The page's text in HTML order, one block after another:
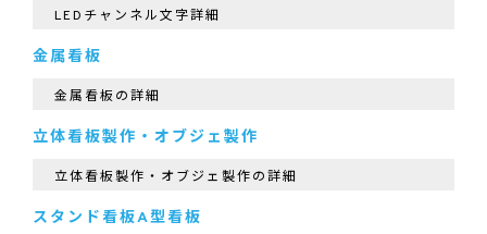
LEDチャンネル文字詳細
金属看板
金属看板の詳細
立体看板製作・オブジェ製作
立体看板製作・オブジェ製作の詳細
スタンド看板A型看板